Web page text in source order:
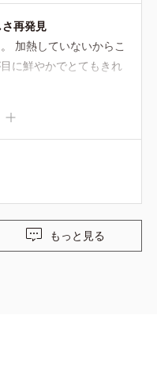
再発見
加熱していないからこ
に鮮やかでとてもきれ
もっと見る